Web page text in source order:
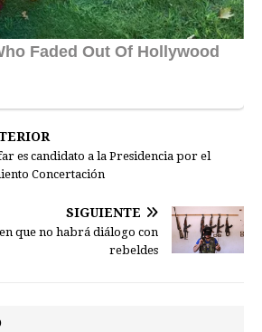
es candidato a la Presidencia por el
Concertación
SIGUIENTE
que no habrá diálogo con
rebeldes